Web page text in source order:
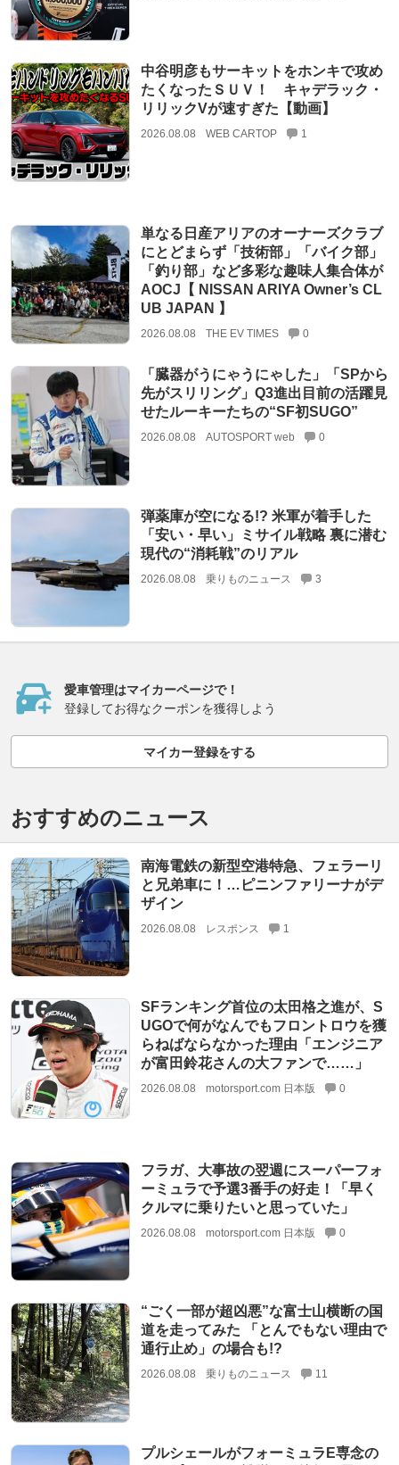
中谷明彦もサーキットをホンキで攻め
たくなったＳＵＶ！ キャデラック・
リリックVが速すぎた【動画】
2026.08.08 WEB CARTOP 1
単なる日産アリアのオーナーズクラブ
にとどまらず「技術部」「バイク部」
「釣り部」など多彩な趣味人集合体が
AOCJ【 NISSAN ARIYA Owner’s CL
UB JAPAN 】
2026.08.08 THE EV TIMES 0
「臓器がうにゃうにゃした」「SPから
先がスリリング」Q3進出目前の活躍見
せたルーキーたちの“SF初SUGO”
2026.08.08 AUTOSPORT web 0
弾薬庫が空になる!? 米軍が着手した
「安い・早い」ミサイル戦略 裏に潜む
現代の“消耗戦”のリアル
2026.08.08 乗りものニュース 3
愛車管理はマイカーページで！
登録してお得なクーポンを獲得しよう
マイカー登録をする
おすすめのニュース
南海電鉄の新型空港特急、フェラーリ
と兄弟車に！…ピニンファリーナがデ
ザイン
2026.08.08 レスポンス 1
SFランキング首位の太田格之進が、S
UGOで何がなんでもフロントロウを獲
らねばならなかった理由「エンジニア
が富田鈴花さんの大ファンで……」
2026.08.08 motorsport.com 日本版 0
フラガ、大事故の翌週にスーパーフォ
ーミュラで予選3番手の好走！「早く
クルマに乗りたいと思っていた」
2026.08.08 motorsport.com 日本版 0
“ごく一部が超凶悪”な富士山横断の国
道を走ってみた 「とんでもない理由で
通行止め」の場合も!?
2026.08.08 乗りものニュース 11
プルシェールがフォーミュラE専念の